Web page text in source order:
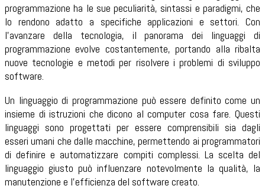
programmazione ha le sue peculiarità, sintassi e paradigmi, che
lo rendono adatto a specifiche applicazioni e settori. Con
l'avanzare della tecnologia, il panorama dei linguaggi di
programmazione evolve costantemente, portando alla ribalta
nuove tecnologie e metodi per risolvere i problemi di sviluppo
software.
Un linguaggio di programmazione può essere definito come un
insieme di istruzioni che dicono al computer cosa fare. Questi
linguaggi sono progettati per essere comprensibili sia dagli
esseri umani che dalle macchine, permettendo ai programmatori
di definire e automatizzare compiti complessi. La scelta del
linguaggio giusto può influenzare notevolmente la qualità, la
manutenzione e l'efficienza del software creato.